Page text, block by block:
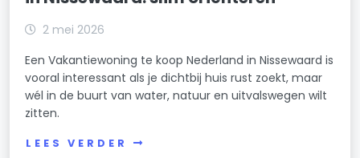
2 mei 2026
Een Vakantiewoning te koop Nederland in Nissewaard is
vooral interessant als je dichtbij huis rust zoekt, maar
wél in de buurt van water, natuur en uitvalswegen wilt
zitten.
LEES VERDER